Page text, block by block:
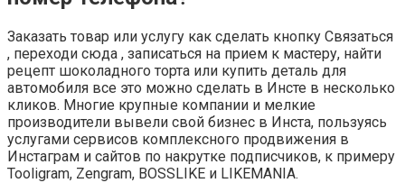
Заказать товар или услугу как сделать кнопку Связаться
, переходи сюда , записаться на прием к мастеру, найти
рецепт шоколадного торта или купить деталь для
автомобиля все это можно сделать в Инсте в несколько
кликов. Многие крупные компании и мелкие
производители вывели свой бизнес в Инста, пользуясь
услугами сервисов комплексного продвижения в
Инстаграм и сайтов по накрутке подписчиков, к примеру
Tooligram, Zengram, BOSSLIKE и LIKEMANIA.